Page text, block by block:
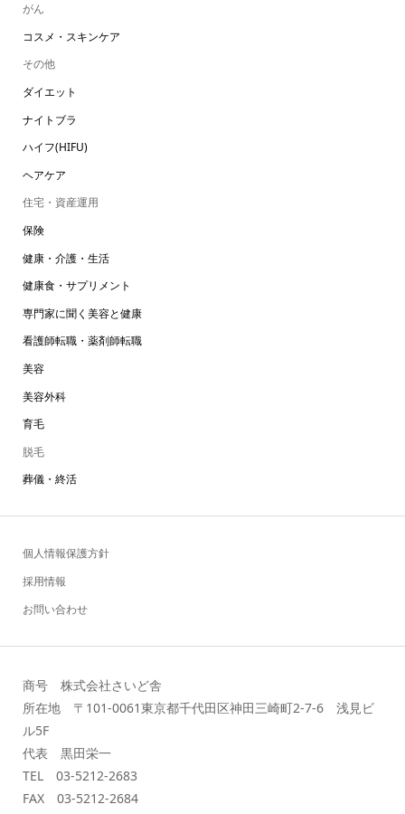
がん
コスメ・スキンケア
その他
ダイエット
ナイトブラ
ハイフ(HIFU)
ヘアケア
住宅・資産運用
保険
健康・介護・生活
健康食・サプリメント
専門家に聞く美容と健康
看護師転職・薬剤師転職
美容
美容外科
育毛
脱毛
葬儀・終活
個人情報保護方針
採用情報
お問い合わせ
商号 株式会社さいど舎
所在地 〒101-0061東京都千代田区神田三崎町2-7-6 浅見ビ
ル5F
代表 黒田栄一
TEL 03-5212-2683
FAX 03-5212-2684